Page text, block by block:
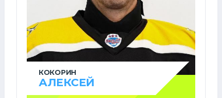
КОКОРИН
АЛЕКСЕЙ